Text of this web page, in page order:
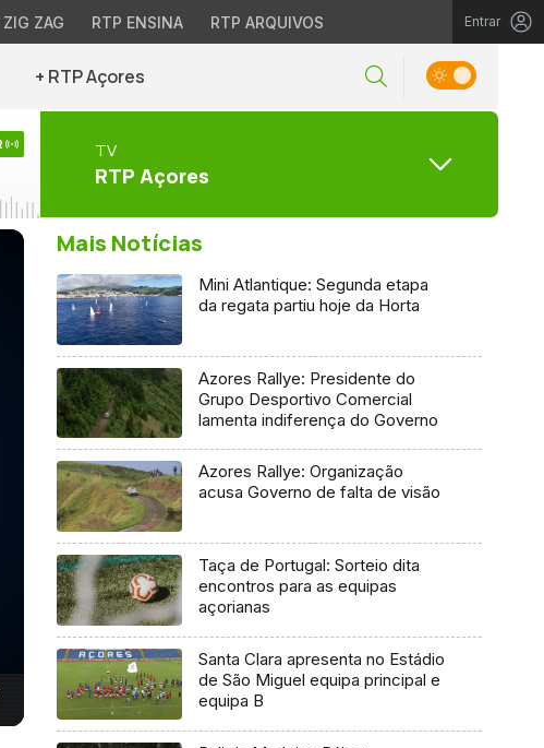
ZIG ZAG RTP ENSINA RTP ARQUIVOS Entrar
+ RTP Açores
TV
RTP Açores
Mais Notícias
Mini Atlantique: Segunda etapa
da regata partiu hoje da Horta
Azores Rallye: Presidente do
Grupo Desportivo Comercial
lamenta indiferença do Governo
Azores Rallye: Organização
acusa Governo de falta de visão
Taça de Portugal: Sorteio dita
encontros para as equipas
açorianas
Santa Clara apresenta no Estádio
de São Miguel equipa principal e
equipa B